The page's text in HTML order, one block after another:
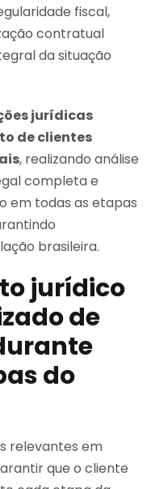
fiscal,
contratual
da situação
jurídicas
de clientes
, realizando análise
completa e
em todas as etapas
brasileira.
jurídico
de
do
relevantes em
que o cliente